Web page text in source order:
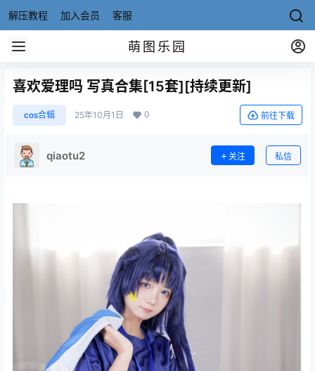
解压教程 加入会员 客服
萌图乐园
喜欢爱理吗 写真合集[15套][持续更新]
cos合辑 25年10月1日 0 前往下载
qiaotu2 关注 私信